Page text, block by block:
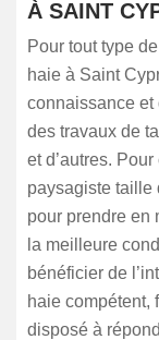
À SAINT
Pour tout type
haie à Saint
connaissance et
des travaux de
et d’autres.
paysagiste taille
pour prendre en
la meilleure
bénéficier de
haie compétent,
disposé à